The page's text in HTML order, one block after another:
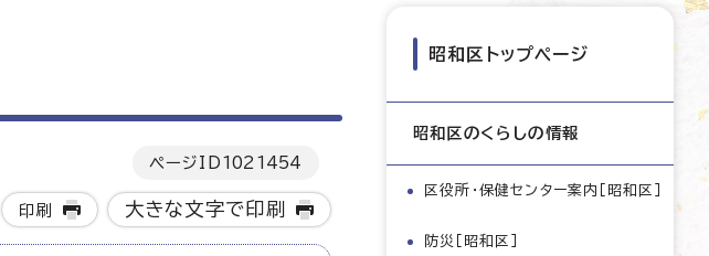
ページID 1021454
印刷 大きな文字で印刷
昭和区トップページ
昭和区のくらしの情報
区役所・保健センター案内［昭和区］
防災［昭和区］